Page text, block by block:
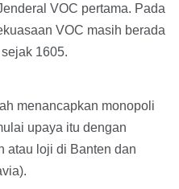
VOC pertama. Pada
VOC masih berada
1605.
menancapkan monopoli
upaya itu dengan
atau loji di Banten dan